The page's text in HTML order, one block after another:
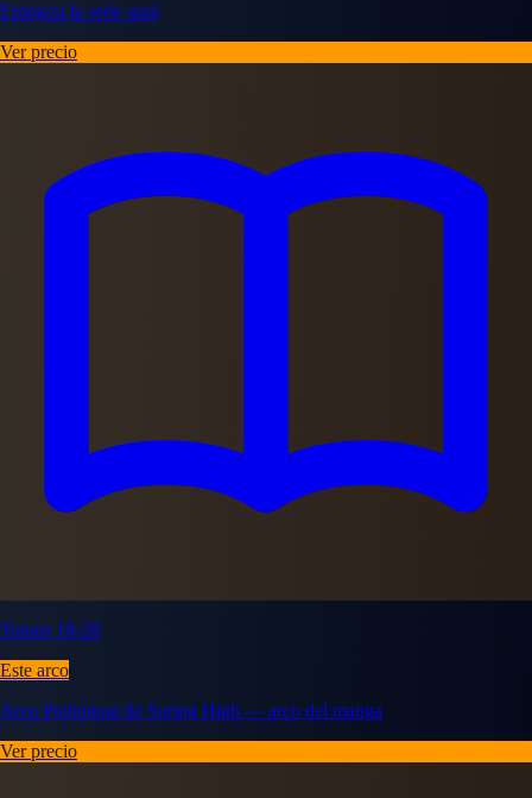
Empieza la serie aquí
Ver precio
Tomos 18-28
Este arco
Arco Preliminar de Spring High — arco del manga
Ver precio